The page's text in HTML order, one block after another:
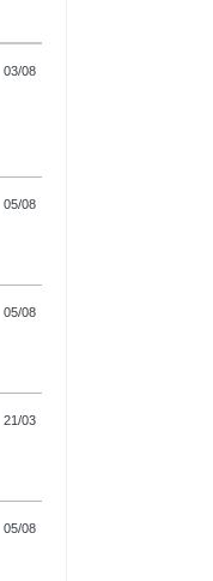
o
camarão
03/08
05/08
05/08
21/03
05/08